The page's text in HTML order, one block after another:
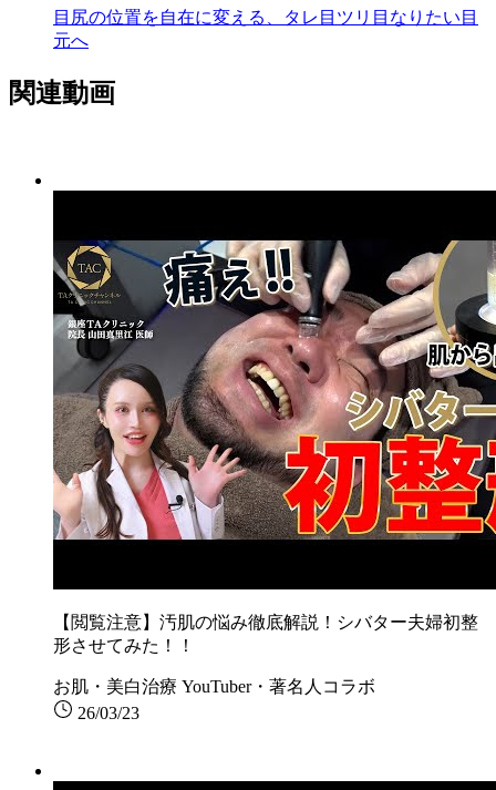
目尻の位置を自在に変える、タレ目ツリ目なりたい目
元へ
関連動画
【閲覧注意】汚肌の悩み徹底解説！シバター夫婦初整
形させてみた！！
お肌・美白治療 YouTuber・著名人コラボ
26/03/23